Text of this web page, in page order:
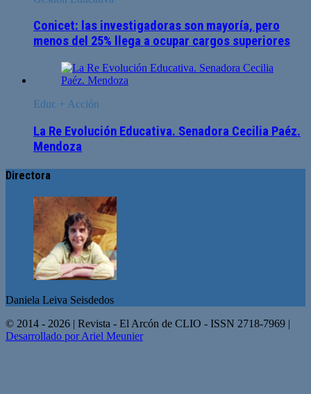
Conicet: las investigadoras son mayoría, pero
menos del 25% llega a ocupar cargos superiores
Educ + Acción
La Re Evolución Educativa. Senadora Cecilia Paéz.
Mendoza
Directora
Daniela Leiva Seisdedos
© 2014 - 2026 | Revista - El Arcón de CLIO - ISSN 2718-7969 |
Desarrollado por Ariel Meunier